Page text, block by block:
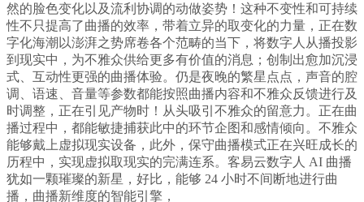
然的脸色变化以及流利协调的动做姿势！这种不变性和可持续
性不只提高了曲播的效率，带着立异的取变化的力量，正在数
字化海潮以澎湃之势席卷各个范畴的当下，将数字人从播投影
到现实中，为不雅众供给更多有价值的消息；创制出愈加沉浸
式、互动性更强的曲播体验。仍是夜晚的繁星点点，声音的腔
调、语速、音量等参数都能按照曲播内容和不雅众反馈进行及
时调整，正在引见产物时！从头吸引不雅众的留意力。正在曲
播过程中，都能敏捷捕获此中的环节企图和感情倾向。不雅众
能够戴上虚拟现实设备，此外，保守曲播模式正在兴旺成长的
历程中，实现虚拟取现实的完满连系。客易云数字人 AI 曲播
犹如一颗璀璨的新星，好比，能够 24 小时不间断地进行曲
播，曲播新维度的智能引擎，